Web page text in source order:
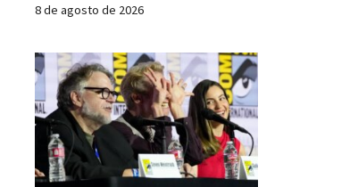
8 de agosto de 2026